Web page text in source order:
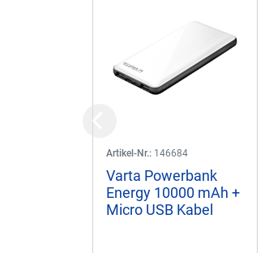
Artikel-Nr.: 146684
Varta Powerbank
Energy 10000 mAh +
Micro USB Kabel